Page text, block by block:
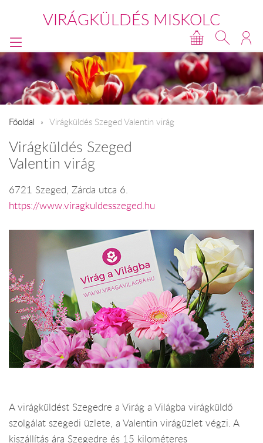
VIRÁGKÜLDÉS MISKOLC
Főoldal Virágküldés Szeged Valentin virág
Virágküldés Szeged
Valentin virág
6721 Szeged, Zárda utca 6.
https://www.viragkuldesszeged.hu
A virágküldést Szegedre a Virág a Világba virágküldő
szolgálat szegedi üzlete, a Valentin virágüzlet végzi. A
kiszállítás ára Szegedre és 15 kilométeres